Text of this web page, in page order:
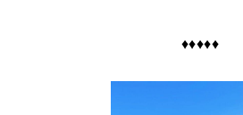
♦♦♦♦♦